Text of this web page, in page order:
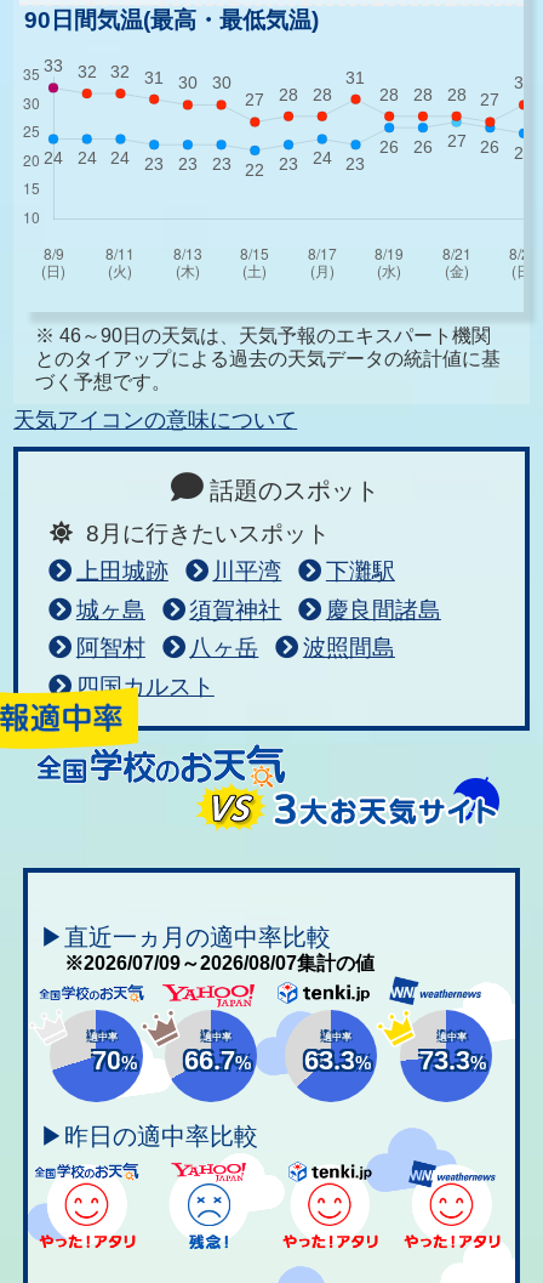
90日間気温(最高・最低気温)
※ 46～90日の天気は、天気予報のエキスパート機関
とのタイアップによる過去の天気データの統計値に基
づく予想です。
天気アイコンの意味について
話題のスポット
8月に行きたいスポット
上田城跡
川平湾
下灘駅
城ヶ島
須賀神社
慶良間諸島
阿智村
八ヶ岳
波照間島
四国カルスト
▶直近一ヵ月の適中率比較
※2026/07/09～2026/08/07集計の値
適中率
70%
適中率
66.7%
適中率
63.3%
適中率
73.3%
▶昨日の適中率比較